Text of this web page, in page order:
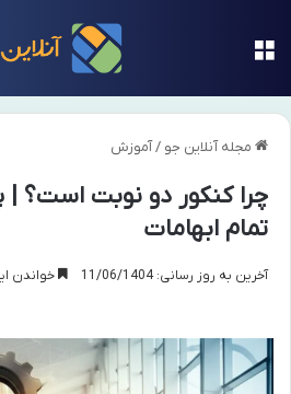
مجله آنلاین جو /آموزش
چرا کنکور دو نوبت است؟ |
تمام ابهامات
آخرین به روز رسانی: 11/06/1404 خواندن این مطلب